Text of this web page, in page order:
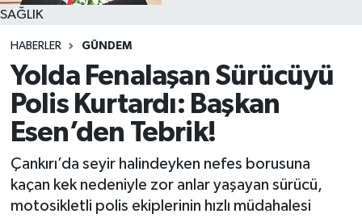
SAĞLIK
HABERLER GÜNDEM
Yolda Fenalaşan Sürücüyü
Polis Kurtardı: Başkan
Esen’den Tebrik!
Çankırı’da seyir halindeyken nefes borusuna
kaçan kek nedeniyle zor anlar yaşayan sürücü,
motosikletli polis ekiplerinin hızlı müdahalesi